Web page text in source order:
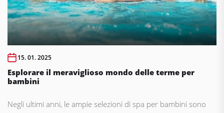
15. 01. 2025
Esplorare il meraviglioso mondo delle terme per
bambini
Negli ultimi anni, le ampie selezioni di spa per bambini sono